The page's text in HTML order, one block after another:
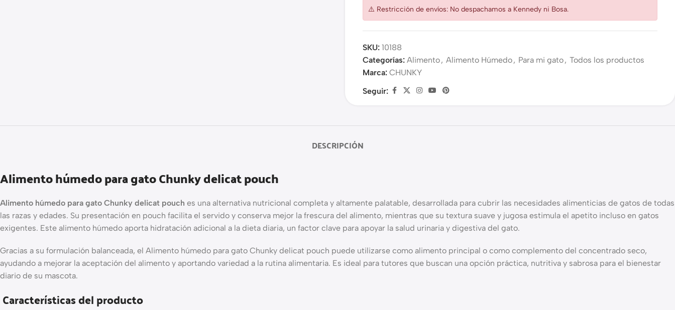
⚠️ Restricción de envíos: No despachamos a Kennedy ni Bosa.
SKU: 10188
Categorías: Alimento, Alimento Húmedo, Para mi gato, Todos los productos
Marca: CHUNKY
Seguir:
DESCRIPCIÓN
Alimento húmedo para gato Chunky delicat pouch
Alimento húmedo para gato Chunky delicat pouch es una alternativa nutricional completa y altamente palatable, desarrollada para cubrir las necesidades alimenticias de gatos de todas
las razas y edades. Su presentación en pouch facilita el servido y conserva mejor la frescura del alimento, mientras que su textura suave y jugosa estimula el apetito incluso en gatos
exigentes. Este alimento húmedo aporta hidratación adicional a la dieta diaria, un factor clave para apoyar la salud urinaria y digestiva del gato.
Gracias a su formulación balanceada, el Alimento húmedo para gato Chunky delicat pouch puede utilizarse como alimento principal o como complemento del concentrado seco,
ayudando a mejorar la aceptación del alimento y aportando variedad a la rutina alimentaria. Es ideal para tutores que buscan una opción práctica, nutritiva y sabrosa para el bienestar
diario de su mascota.
Características del producto